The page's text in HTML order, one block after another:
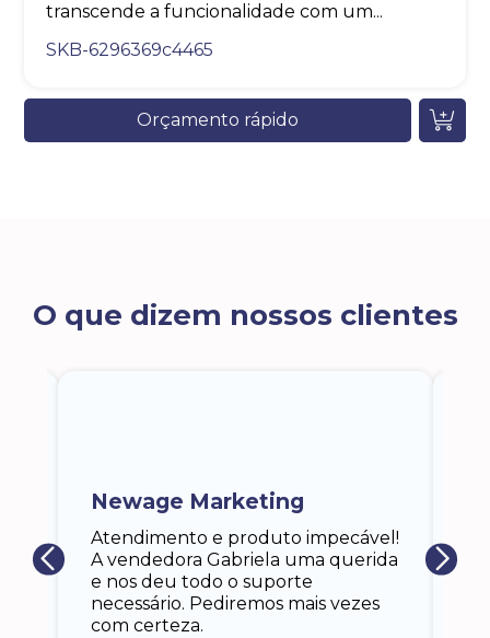
transcende a funcionalidade com um...
SKB-6296369c4465
Orçamento rápido
O que dizem nossos clientes
Atendimento e produto impecável!
A vendedora Gabriela uma querida
e nos deu todo o suporte
necessário. Pediremos mais vezes
com certeza.
Newage Marketing